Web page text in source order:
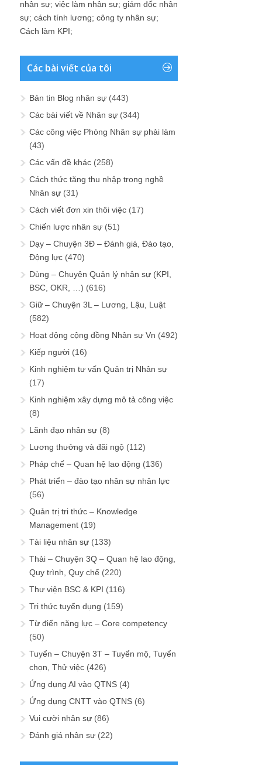
nhân sự; việc làm nhân sự; giám đốc nhân
sự; cách tính lương; công ty nhân sự;
Cách làm KPI;
Các bài viết của tôi
Bản tin Blog nhân sự (443)
Các bài viết về Nhân sự (344)
Các công việc Phòng Nhân sự phải làm
(43)
Các vấn đề khác (258)
Cách thức tăng thu nhập trong nghề
Nhân sự (31)
Cách viết đơn xin thôi việc (17)
Chiến lược nhân sự (51)
Dạy – Chuyện 3Đ – Đánh giá, Đào tạo,
Động lực (470)
Dùng – Chuyện Quản lý nhân sự (KPI,
BSC, OKR, …) (616)
Giữ – Chuyện 3L – Lương, Lậu, Luật
(582)
Hoạt động cộng đồng Nhân sự Vn (492)
Kiếp người (16)
Kinh nghiệm tư vấn Quản trị Nhân sự
(17)
Kinh nghiệm xây dựng mô tả công việc
(8)
Lãnh đạo nhân sự (8)
Lương thưởng và đãi ngộ (112)
Pháp chế – Quan hệ lao động (136)
Phát triển – đào tạo nhân sự nhân lực
(56)
Quản trị tri thức – Knowledge
Management (19)
Tài liệu nhân sự (133)
Thải – Chuyện 3Q – Quan hệ lao động,
Quy trình, Quy chế (220)
Thư viện BSC & KPI (116)
Tri thức tuyển dụng (159)
Từ điển năng lực – Core competency
(50)
Tuyển – Chuyện 3T – Tuyển mộ, Tuyển
chọn, Thử việc (426)
Ứng dụng AI vào QTNS (4)
Ứng dụng CNTT vào QTNS (6)
Vui cười nhân sự (86)
Đánh giá nhân sự (22)